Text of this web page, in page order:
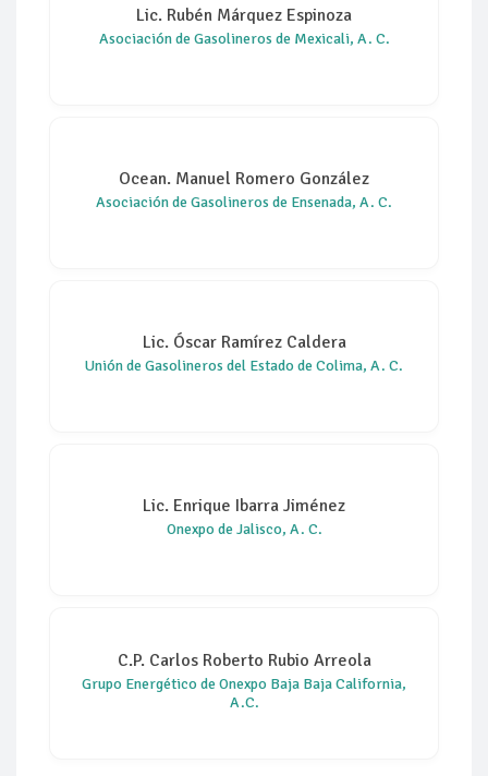
Lic. Rubén Márquez Espinoza
Asociación de Gasolineros de Mexicali, A. C.
Ocean. Manuel Romero González
Asociación de Gasolineros de Ensenada, A. C.
Lic. Óscar Ramírez Caldera
Unión de Gasolineros del Estado de Colima, A. C.
Lic. Enrique Ibarra Jiménez
Onexpo de Jalisco, A. C.
C.P. Carlos Roberto Rubio Arreola
Grupo Energético de Onexpo Baja Baja California,
A.C.